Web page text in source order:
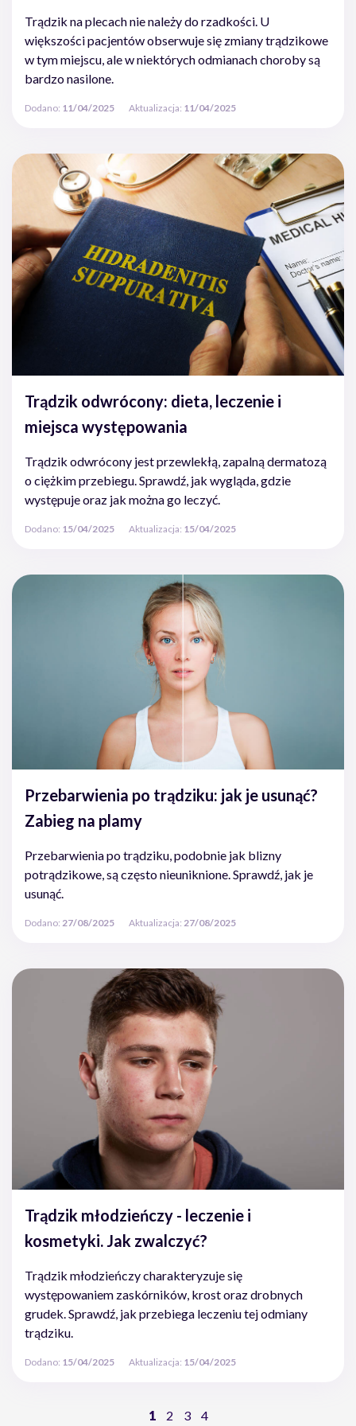
Trądzik na plecach nie należy do rzadkości. U
większości pacjentów obserwuje się zmiany trądzikowe
w tym miejscu, ale w niektórych odmianach choroby są
bardzo nasilone.
Dodano: 11/04/2025 Aktualizacja: 11/04/2025
Trądzik odwrócony: dieta, leczenie i
miejsca występowania
Trądzik odwrócony jest przewlekłą, zapalną dermatozą
o ciężkim przebiegu. Sprawdź, jak wygląda, gdzie
występuje oraz jak można go leczyć.
Dodano: 15/04/2025 Aktualizacja: 15/04/2025
Przebarwienia po trądziku: jak je usunąć?
Zabieg na plamy
Przebarwienia po trądziku, podobnie jak blizny
potrądzikowe, są często nieuniknione. Sprawdź, jak je
usunąć.
Dodano: 27/08/2025 Aktualizacja: 27/08/2025
Trądzik młodzieńczy - leczenie i
kosmetyki. Jak zwalczyć?
Trądzik młodzieńczy charakteryzuje się
występowaniem zaskórników, krost oraz drobnych
grudek. Sprawdź, jak przebiega leczeniu tej odmiany
trądziku.
Dodano: 15/04/2025 Aktualizacja: 15/04/2025
1 2 3 4